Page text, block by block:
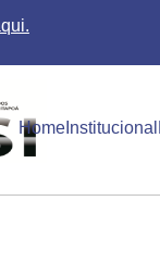
HomeInstitucional